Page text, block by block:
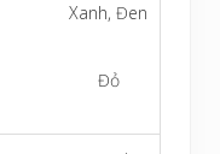
Xanh, Đen
Đỏ